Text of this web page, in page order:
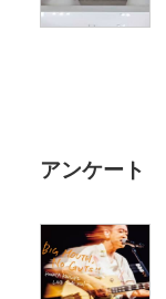
アンケート